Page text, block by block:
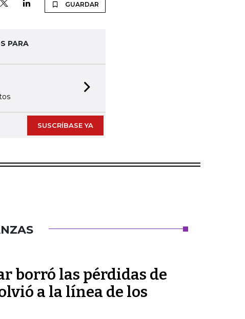
GUARDAR
PARA
SUSCRÍBASE YA
borró las pérdidas de
a la línea de los